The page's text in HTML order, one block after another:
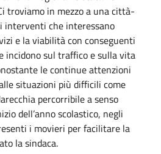
troviamo in mezzo a una città-
interventi che interessano
e la viabilità con conseguenti
incidono sul traffico e sulla vita
le continue attenzioni
situazioni più difficili come
percorribile a senso
dell’anno scolastico, negli
i movieri per facilitare la
la sindaca.